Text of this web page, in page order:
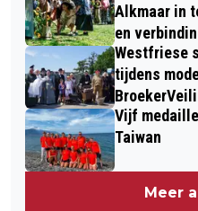
Alkmaar in
en
Westfriese
tijdens
Vijf
Taiwan
Meer